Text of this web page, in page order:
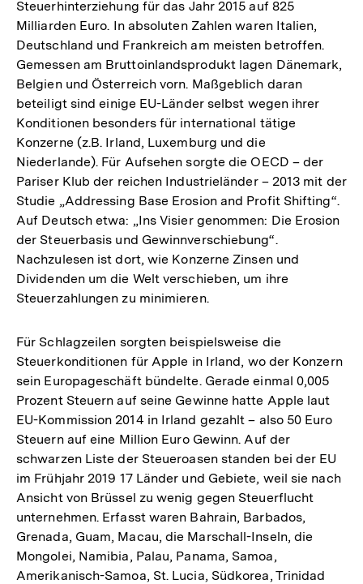
Steuerhinterziehung für das Jahr 2015 auf 825
Milliarden Euro. In absoluten Zahlen waren Italien,
Deutschland und Frankreich am meisten betroffen.
Gemessen am Bruttoinlandsprodukt lagen Dänemark,
Belgien und Österreich vorn. Maßgeblich daran
beteiligt sind einige EU-Länder selbst wegen ihrer
Konditionen besonders für international tätige
Konzerne (z.B. Irland, Luxemburg und die
Niederlande). Für Aufsehen sorgte die OECD – der
Pariser Klub der reichen Industrieländer – 2013 mit der
Studie „Addressing Base Erosion and Profit Shifting“.
Auf Deutsch etwa: „Ins Visier genommen: Die Erosion
der Steuerbasis und Gewinnverschiebung“.
Nachzulesen ist dort, wie Konzerne Zinsen und
Dividenden um die Welt verschieben, um ihre
Steuerzahlungen zu minimieren.
Für Schlagzeilen sorgten beispielsweise die
Steuerkonditionen für Apple in Irland, wo der Konzern
sein Europageschäft bündelte. Gerade einmal 0,005
Prozent Steuern auf seine Gewinne hatte Apple laut
EU-Kommission 2014 in Irland gezahlt – also 50 Euro
Steuern auf eine Million Euro Gewinn. Auf der
schwarzen Liste der Steueroasen standen bei der EU
im Frühjahr 2019 17 Länder und Gebiete, weil sie nach
Ansicht von Brüssel zu wenig gegen Steuerflucht
unternehmen. Erfasst waren Bahrain, Barbados,
Grenada, Guam, Macau, die Marschall-Inseln, die
Mongolei, Namibia, Palau, Panama, Samoa,
Amerikanisch-Samoa, St. Lucia, Südkorea, Trinidad